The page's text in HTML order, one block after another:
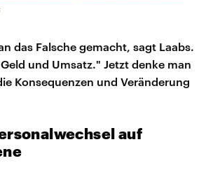
das Falsche gemacht, sagt Laabs.
und Umsatz." Jetzt denke man
Konsequenzen und Veränderung
auf